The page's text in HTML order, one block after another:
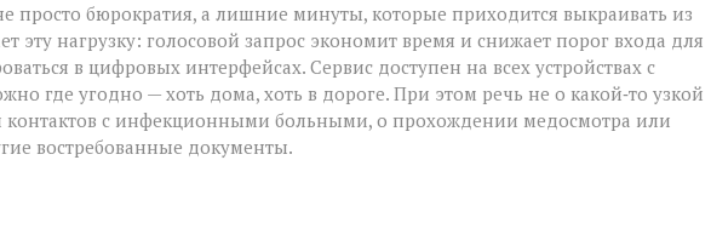
просто бюрократия, а лишние минуты, которые приходится выкраивать из
эту нагрузку: голосовой запрос экономит время и снижает порог входа для
в цифровых интерфейсах. Сервис доступен на всех устройствах с
где угодно — хоть дома, хоть в дороге. При этом речь не о какой‑то узкой
контактов с инфекционными больными, о прохождении медосмотра или
востребованные документы.